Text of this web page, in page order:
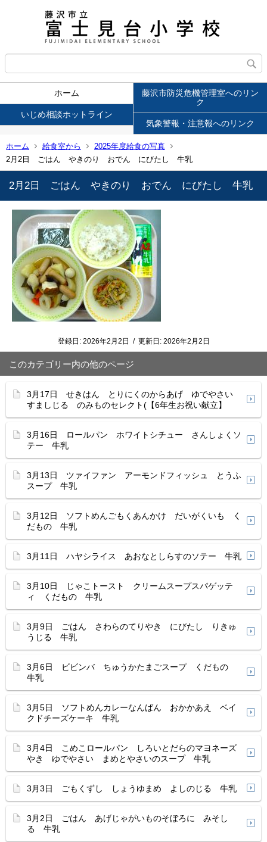
ホーム
藤沢市防災危機管理室へのリン
ク
いじめ相談ホットライン
気象警報・注意報へのリンク
ホーム 給食室から
2025年度給食の写真
2月2日 ごはん やきのり おでん にびたし 牛乳
2月2日 ごはん やきのり おでん にびたし 牛乳
登録日: 2026年2月2日 / 更新日: 2026年2月2日
このカテゴリー内の他のページ
3月17日 せきはん とりにくのからあげ ゆでやさい
すましじる のみものセレクト(【6年生お祝い献立】
3月16日 ロールパン ホワイトシチュー さんしょくソ
テー 牛乳
3月13日 ツァイファン アーモンドフィッシュ とうふ
スープ 牛乳
3月12日 ソフトめんごもくあんかけ だいがくいも く
だもの 牛乳
3月11日 ハヤシライス あおなとしらすのソテー 牛乳
3月10日 じゃこトースト クリームスープスパゲッテ
ィ くだもの 牛乳
3月9日 ごはん さわらのてりやき にびたし りきゅ
うじる 牛乳
3月6日 ビビンバ ちゅうかたまごスープ くだもの
牛乳
3月5日 ソフトめんカレーなんばん おかかあえ ベイ
クドチーズケーキ 牛乳
3月4日 こめこロールパン しろいとだらのマヨネーズ
やき ゆでやさい まめとやさいのスープ 牛乳
3月3日 ごもくずし しょうゆまめ よしのじる 牛乳
3月2日 ごはん あげじゃがいものそぼろに みそし
る 牛乳